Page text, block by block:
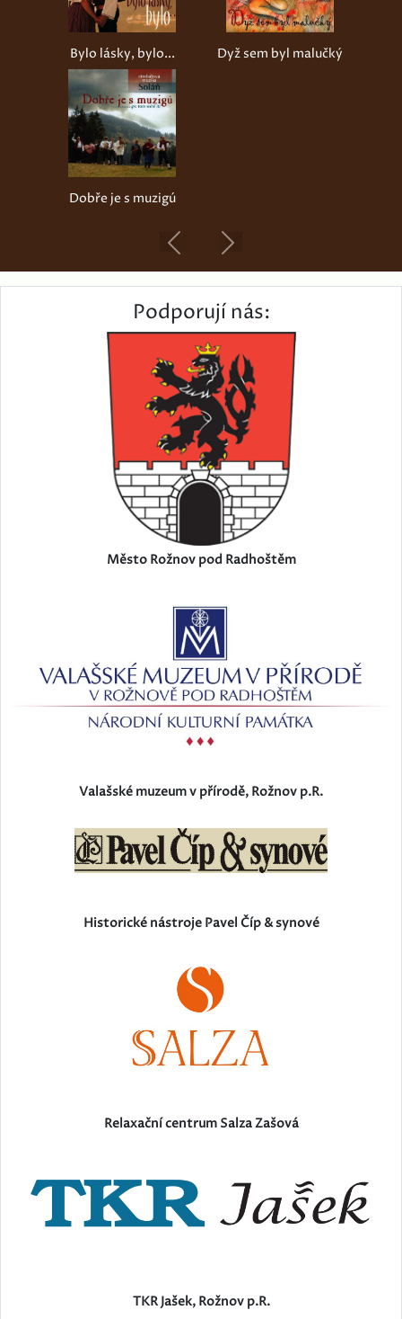
Bylo lásky, bylo... Dyž sem byl malučký
Dobře je s muzigú
Previous
Podporují nás:
Město Rožnov pod Radhoštěm
Valašské muzeum v přírodě, Rožnov p.R.
Historické nástroje Pavel Číp & synové
Relaxační centrum Salza Zašová
TKR Jašek, Rožnov p.R.